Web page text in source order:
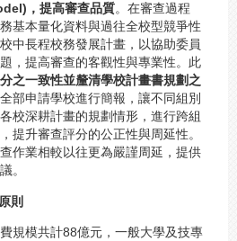
，提高審查品質。在審查過程
基本量化資料與過往全校型競爭性
中長程校務發展計畫，以協助委員
，提高審查的客觀性與專業性。此
之一致性並釐清學校計畫書規劃之
部申請學校進行簡報，讓不同組別
校深耕計畫的規劃情形，進行跨組
提升審查評分的公正性與周延性。
作業相較以往更為嚴謹周延，提供
。
則
規模共計88億元，一般大學及技專